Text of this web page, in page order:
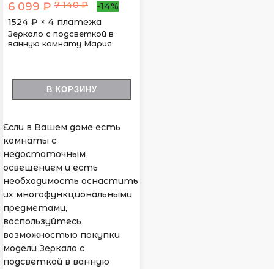
6 099 ₽ 7 140 ₽
-14%
1524 ₽ × 4 платежа
Зеркало с подсветкой в
ванную комнату Мария
В КОРЗИНУ
Если в Вашем доме есть
комнаты с
недостаточным
освещением и есть
необходимость оснастить
их многофункциональными
предметами,
воспользуйтесь
возможностью покупки
модели Зеркало с
подсветкой в ванную